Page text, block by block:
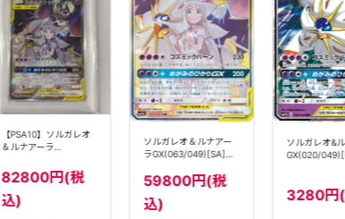
【PSA10】ソルガレオ
＆ルナアーラ
【sm11b】
82800円(税
込)
ソルガレオ＆ルナアー
ラGX(063/049)[SA]
59800円(税
込)
ソルガレオ&
GX(020/
3280円